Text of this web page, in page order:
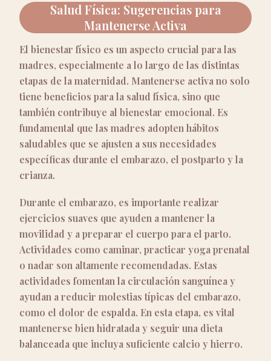
Salud Física: Sugerencias para
Mantenerse Activa
El bienestar físico es un aspecto crucial para las
madres, especialmente a lo largo de las distintas
etapas de la maternidad. Mantenerse activa no solo
tiene beneficios para la salud física, sino que
también contribuye al bienestar emocional. Es
fundamental que las madres adopten hábitos
saludables que se ajusten a sus necesidades
específicas durante el embarazo, el postparto y la
crianza.
Durante el embarazo, es importante realizar
ejercicios suaves que ayuden a mantener la
movilidad y a preparar el cuerpo para el parto.
Actividades como caminar, practicar yoga prenatal
o nadar son altamente recomendadas. Estas
actividades fomentan la circulación sanguínea y
ayudan a reducir molestias típicas del embarazo,
como el dolor de espalda. En esta etapa, es vital
mantenerse bien hidratada y seguir una dieta
balanceada que incluya suficiente calcio y hierro.